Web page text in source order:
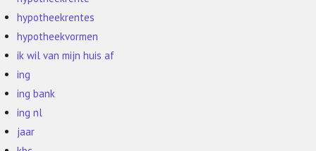
hypotheekrentes
hypotheekvormen
ik wil van mijn huis af
ing
ing bank
ing nl
jaar